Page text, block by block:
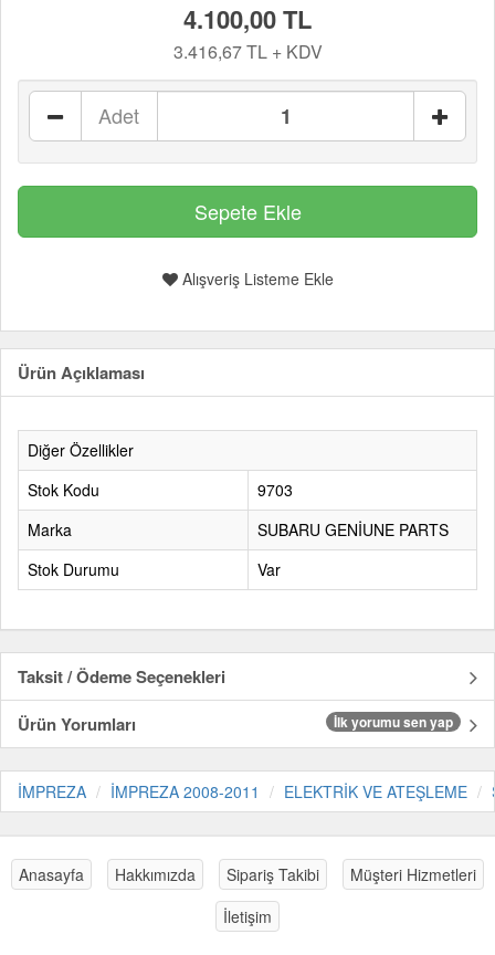
4.100,00 TL
3.416,67 TL + KDV
Adet
Alışveriş Listeme Ekle
Ürün Açıklaması
Diğer Özellikler
Stok Kodu
9703
Marka
SUBARU GENİUNE PARTS
Stok Durumu
Var
Taksit / Ödeme Seçenekleri
Ürün Yorumları
İlk yorumu sen yap
İMPREZA İMPREZA 2008-2011 ELEKTRİK VE ATEŞLEME
Anasayfa Hakkımızda Sipariş Takibi
Müşteri Hizmetleri
İletişim